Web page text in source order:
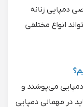
دمپایی زنانه
انواع مختلفی
دمپایی می‌پوشند و
در مهمانی دمپایی